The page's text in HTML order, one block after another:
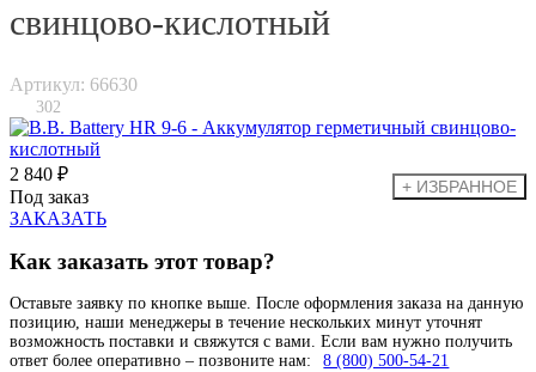
свинцово-кислотный
Артикул: 66630
302
2 840 ₽
Под заказ
ЗАКАЗАТЬ
Как заказать этот товар?
Оставьте заявку по кнопке выше. После оформления заказа на данную
позицию, наши менеджеры в течение нескольких минут уточнят
возможность поставки и свяжутся с вами. Если вам нужно получить
ответ более оперативно – позвоните нам:
8 (800) 500-54-21